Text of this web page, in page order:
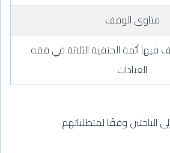
فتاوى الوقف
فيها أئمة الحنفية الثلاثة في فقه
العبادات
الباحثين وفقًا لمتطلباتهم.